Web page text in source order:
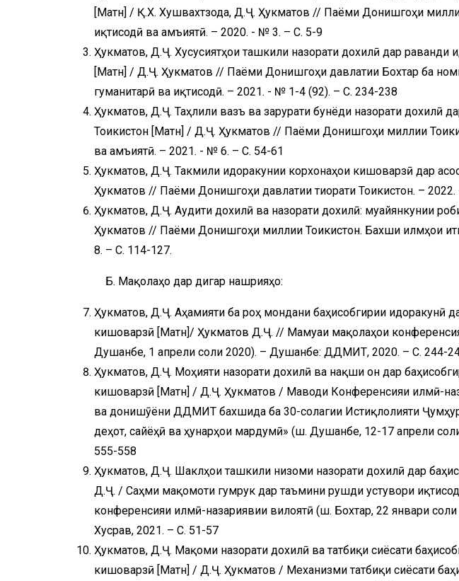
[Матн] / Қ.Х. Хушвахтзода, Д.Ҷ. Ҳукматов // Паёми Донишгоҳи
иқтисодӣ ва ҷамъиятӣ. – 2020. - № 3. – С. 5-9
Ҳукматов, Д.Ҷ. Хусусиятҳои ташкили назорати дохилӣ дар раванди
[Матн] / Д.Ҷ. Ҳукматов // Паёми Донишгоҳи давлатии Бохтар ба
гуманитарӣ ва иқтисодӣ. – 2021. - № 1-4 (92). – С. 234-238
Ҳукматов, Д.Ҷ. Таҳлили вазъ ва зарурати бунёди назорати дохилӣ
Тоҷикистон [Матн] / Д.Ҷ. Ҳукматов // Паёми Донишгоҳи миллии
ва ҷамъиятӣ. – 2021. - № 6. – С. 54-61
Ҳукматов, Д.Ҷ. Такмили идоракунии корхонаҳои кишоварзӣ дар
Ҳукматов // Паёми Донишгоҳи давлатии тиҷорати Тоҷикистон. –
Ҳукматов, Д.Ҷ. Аудити дохилӣ ва назорати дохилӣ: муайянкунии
Ҳукматов // Паёми Донишгоҳи миллии Тоҷикистон. Бахши илмҳои
8. – С. 114-127.
Б. Мақолаҳо дар дигар нашрияҳо:
Ҳукматов, Д.Ҷ. Аҳамияти ба роҳ мондани баҳисобгирии идоракунӣ
кишоварзӣ [Матн]/ Ҳукматов Д.Ҷ. // Маҷмуаи мақолаҳои
Душанбе, 1 апрели соли 2020). – Душанбе: ДДМИТ, 2020. – С. 244-
Ҳукматов, Д.Ҷ. Моҳияти назорати дохилӣ ва нақши он дар
кишоварзӣ [Матн] / Д.Ҷ. Ҳукматов / Маводи Конференсияи илмӣ-
ва донишҷӯёни ДДМИТ бахшида ба 30-солагии Истиқлолияти
деҳот, сайёҳӣ ва ҳунарҳои мардумӣ» (ш. Душанбе, 12-17 апрели
555-558
Ҳукматов, Д.Ҷ. Шаклҳои ташкили низоми назорати дохилӣ дар
Д.Ҷ. / Саҳми мақомоти гумрук дар таъмини рушди устувори
конференсияи илмӣ-назариявии вилоятӣ (ш. Бохтар, 22 январи
Хусрав, 2021. – С. 51-57
Ҳукматов, Д.Ҷ. Мақоми назорати дохилӣ ва татбиқи сиёсати
кишоварзӣ [Матн] / Д.Ҷ. Ҳукматов / Механизми татбиқи сиёсати